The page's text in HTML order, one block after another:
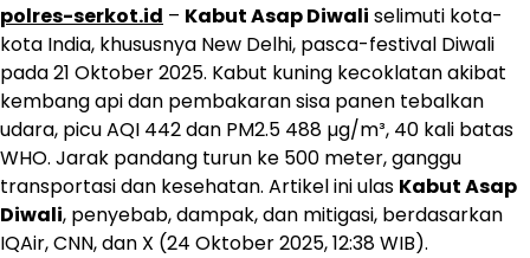
polres-serkot.id – Kabut Asap Diwali selimuti kota-
kota India, khususnya New Delhi, pasca-festival Diwali
pada 21 Oktober 2025. Kabut kuning kecoklatan akibat
kembang api dan pembakaran sisa panen tebalkan
udara, picu AQI 442 dan PM2.5 488 µg/m³, 40 kali batas
WHO. Jarak pandang turun ke 500 meter, ganggu
transportasi dan kesehatan. Artikel ini ulas Kabut Asap
Diwali, penyebab, dampak, dan mitigasi, berdasarkan
IQAir, CNN, dan X (24 Oktober 2025, 12:38 WIB).